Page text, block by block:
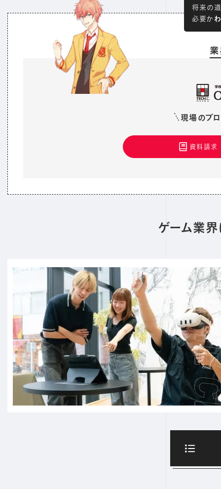
将来の
必要か
現場のプ
資料請求
ゲーム業